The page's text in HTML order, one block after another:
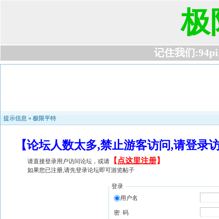
极
记住我们
提示信息 » 极限平特
【论坛人数太多,禁止游客访问,请登
请直接登录用户访问论坛，或请 【 点这里注册】
如果您已注册,请先登录论坛即可游览帖子
登录
用户名
密 码